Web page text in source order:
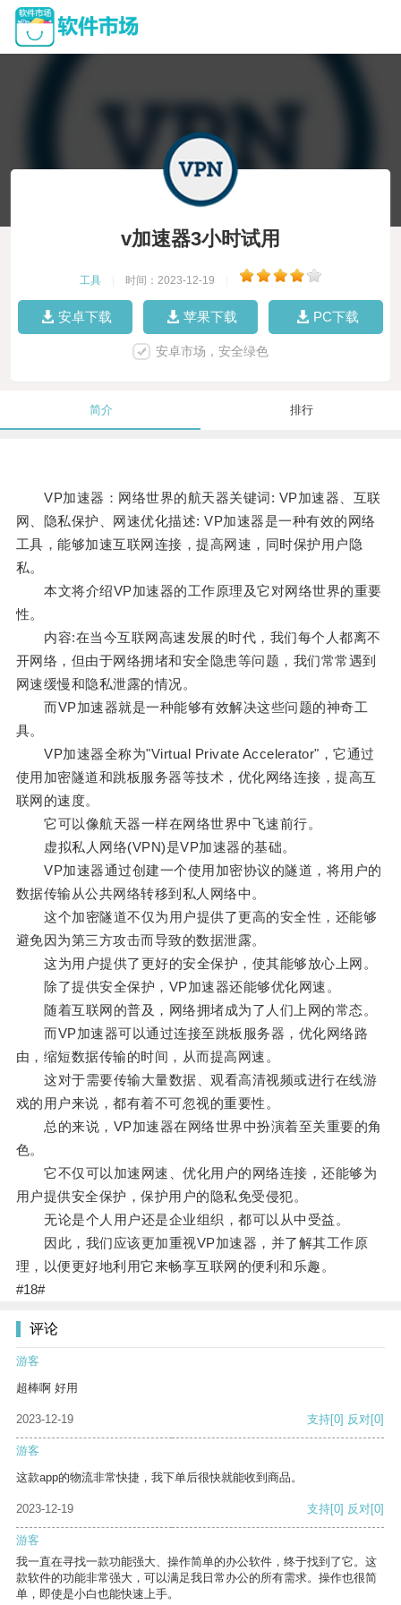
v加速器3小时试用
工具 时间：2023-12-19
安卓下载 苹果下载 PC下载
安卓市场，安全绿色
简介 排行
VP加速器：网络世界的航天器关键词: VP加速器、互联
网、隐私保护、网速优化描述: VP加速器是一种有效的网络
工具，能够加速互联网连接，提高网速，同时保护用户隐
私。
本文将介绍VP加速器的工作原理及它对网络世界的重要
性。
内容:在当今互联网高速发展的时代，我们每个人都离不
开网络，但由于网络拥堵和安全隐患等问题，我们常常遇到
网速缓慢和隐私泄露的情况。
而VP加速器就是一种能够有效解决这些问题的神奇工
具。
VP加速器全称为"Virtual Private Accelerator"，它通过
使用加密隧道和跳板服务器等技术，优化网络连接，提高互
联网的速度。
它可以像航天器一样在网络世界中飞速前行。
虚拟私人网络(VPN)是VP加速器的基础。
VP加速器通过创建一个使用加密协议的隧道，将用户的
数据传输从公共网络转移到私人网络中。
这个加密隧道不仅为用户提供了更高的安全性，还能够
避免因为第三方攻击而导致的数据泄露。
这为用户提供了更好的安全保护，使其能够放心上网。
除了提供安全保护，VP加速器还能够优化网速。
随着互联网的普及，网络拥堵成为了人们上网的常态。
而VP加速器可以通过连接至跳板服务器，优化网络路
由，缩短数据传输的时间，从而提高网速。
这对于需要传输大量数据、观看高清视频或进行在线游
戏的用户来说，都有着不可忽视的重要性。
总的来说，VP加速器在网络世界中扮演着至关重要的角
色。
它不仅可以加速网速、优化用户的网络连接，还能够为
用户提供安全保护，保护用户的隐私免受侵犯。
无论是个人用户还是企业组织，都可以从中受益。
因此，我们应该更加重视VP加速器，并了解其工作原
理，以便更好地利用它来畅享互联网的便利和乐趣。
#18#
评论
游客
超棒啊 好用
2023-12-19 支持[0] 反对[0]
游客
这款app的物流非常快捷，我下单后很快就能收到商品。
2023-12-19 支持[0] 反对[0]
游客
我一直在寻找一款功能强大、操作简单的办公软件，终于找到了它。这
款软件的功能非常强大，可以满足我日常办公的所有需求。操作也很简
单，即使是小白也能快速上手。